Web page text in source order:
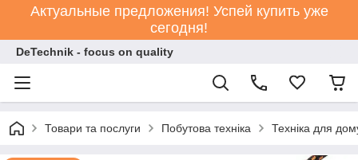
Актуальные предложения! Успей купить уже
сегодня!
DeTechnik - focus on quality
Товари та послуги Побутова техніка Техніка для